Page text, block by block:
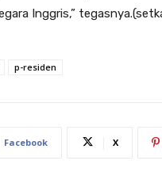
Inggris,”
p-residen
Facebook X